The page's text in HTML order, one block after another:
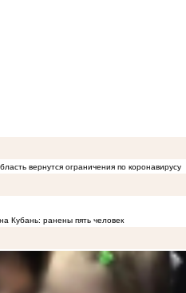
вернутся ограничения по коронавирусу
Кубань: ранены пять человек